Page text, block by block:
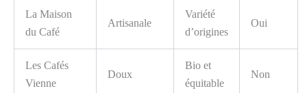
La Maison
du Café
Artisanale
Variété
d’origines
Oui
Les Cafés
Vienne
Doux
Bio et
équitable
Non